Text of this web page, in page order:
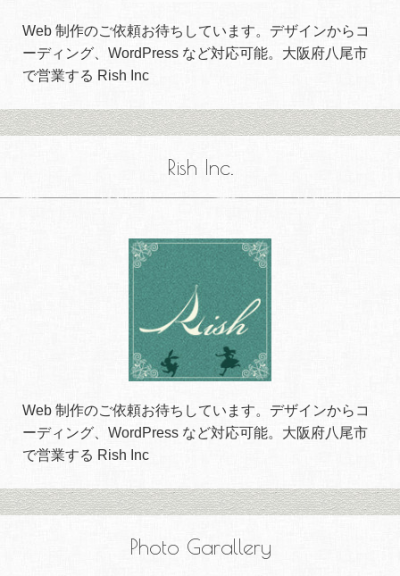
Web 制作のご依頼お待ちしています。デザインからコ
ーディング、WordPress など対応可能。大阪府八尾市
で営業する Rish Inc
Rish Inc.
Web 制作のご依頼お待ちしています。デザインからコ
ーディング、WordPress など対応可能。大阪府八尾市
で営業する Rish Inc
Photo Garallery